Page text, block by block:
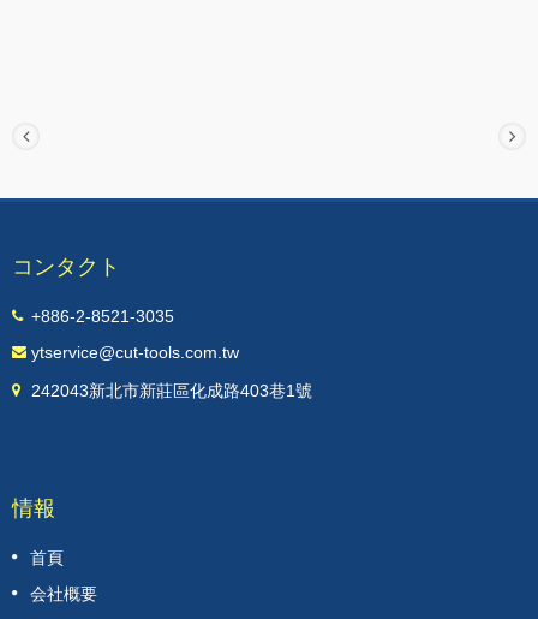
ドミル（3B）の刃先形は3つ仕様があります。（M
と１本超硬シャンクを組み合わせることができま
良くなりました。詳細な仕様は、各項目のタングス
テン鋼フライスカッターヘッド分類製品説明をご覧
コンタクト
+886-2-8521-3035
ytservice@cut-tools.com.tw
242043新北市新莊區化成路403巷1號
情報
首頁
会社概要